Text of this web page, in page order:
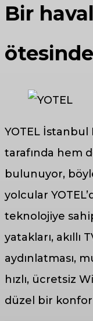
Bir
YOTEL İstanbul
tarafında hem
bulunuyor,
yolcular
teknolojiye
yatakları, akıllı
aydınlatması,
hızlı, ücretsiz
düzel bir